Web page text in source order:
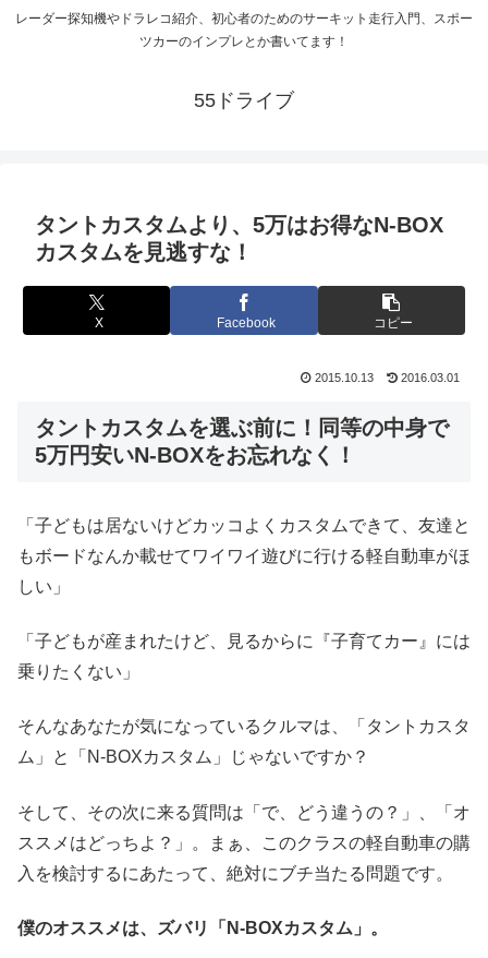
レーダー探知機やドラレコ紹介、初心者のためのサーキット走行入門、スポー
ツカーのインプレとか書いてます！
55ドライブ
タントカスタムより、5万はお得なN-BOX
カスタムを見逃すな！
X Facebook コピー
2015.10.13 2016.03.01
タントカスタムを選ぶ前に！同等の中身で
5万円安いN-BOXをお忘れなく！
「子どもは居ないけどカッコよくカスタムできて、友達と
もボードなんか載せてワイワイ遊びに行ける軽自動車がほ
しい」
「子どもが産まれたけど、見るからに『子育てカー』には
乗りたくない」
そんなあなたが気になっているクルマは、「タントカスタ
ム」と「N-BOXカスタム」じゃないですか？
そして、その次に来る質問は「で、どう違うの？」、「オ
ススメはどっちよ？」。まぁ、このクラスの軽自動車の購
入を検討するにあたって、絶対にブチ当たる問題です。
僕のオススメは、ズバリ「N-BOXカスタム」。